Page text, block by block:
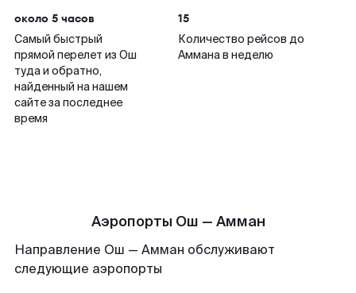
около 5 часов
Самый быстрый
прямой перелет из Ош
туда и обратно,
найденный на нашем
сайте за последнее
время
15
Количество рейсов до
Аммана в неделю
Аэропорты Ош — Амман
Направление Ош — Амман обслуживают
следующие аэропорты